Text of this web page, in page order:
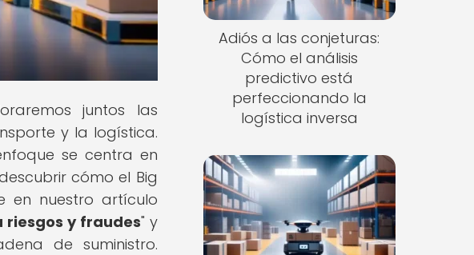
juntos las
y la logística.
se centra en
cómo el Big
en nuestro artículo
riesgos y fraudes" y
de suministro.
Adiós a las conjeturas:
Cómo el análisis
predictivo está
perfeccionando la
logística inversa